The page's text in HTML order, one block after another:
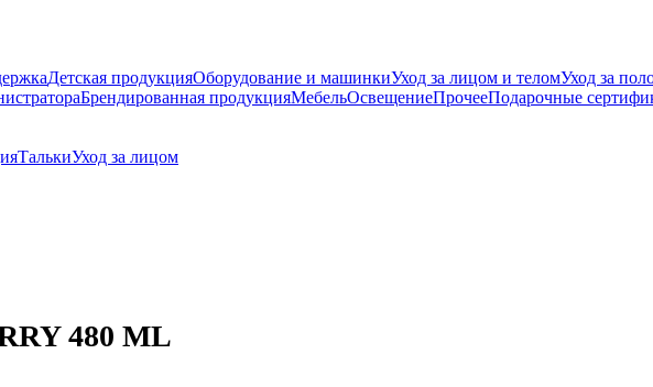
Детская продукцияОборудование и машинкиУход за лицом и теломУход за
Брендированная продукцияМебельОсвещениеПрочееПодарочные
ТалькиУход за лицом
480 ML